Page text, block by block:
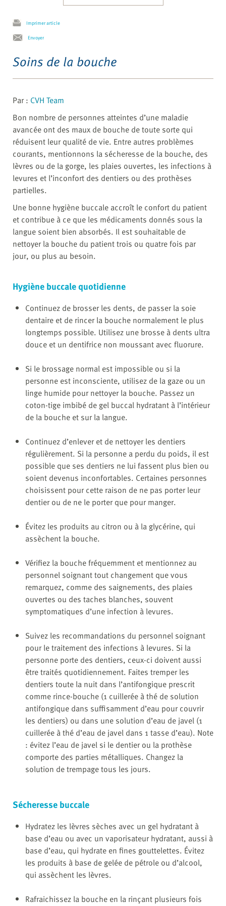
Imprimer article
Envoyer
Soins de la bouche
Par : CVH Team
Bon nombre de personnes atteintes d’une maladie
avancée ont des maux de bouche de toute sorte qui
réduisent leur qualité de vie. Entre autres problèmes
courants, mentionnons la sécheresse de la bouche, des
lèvres ou de la gorge, les plaies ouvertes, les infections à
levures et l’inconfort des dentiers ou des prothèses
partielles.
Une bonne hygiène buccale accroît le confort du patient
et contribue à ce que les médicaments donnés sous la
langue soient bien absorbés. Il est souhaitable de
nettoyer la bouche du patient trois ou quatre fois par
jour, ou plus au besoin.
Hygiène buccale quotidienne
Continuez de brosser les dents, de passer la soie
dentaire et de rincer la bouche normalement le plus
longtemps possible. Utilisez une brosse à dents ultra
douce et un dentifrice non moussant avec fluorure.
Si le brossage normal est impossible ou si la
personne est inconsciente, utilisez de la gaze ou un
linge humide pour nettoyer la bouche. Passez un
coton-tige imbibé de gel buccal hydratant à l’intérieur
de la bouche et sur la langue.
Continuez d’enlever et de nettoyer les dentiers
régulièrement. Si la personne a perdu du poids, il est
possible que ses dentiers ne lui fassent plus bien ou
soient devenus inconfortables. Certaines personnes
choisissent pour cette raison de ne pas porter leur
dentier ou de ne le porter que pour manger.
Évitez les produits au citron ou à la glycérine, qui
assèchent la bouche.
Vérifiez la bouche fréquemment et mentionnez au
personnel soignant tout changement que vous
remarquez, comme des saignements, des plaies
ouvertes ou des taches blanches, souvent
symptomatiques d’une infection à levures.
Suivez les recommandations du personnel soignant
pour le traitement des infections à levures. Si la
personne porte des dentiers, ceux-ci doivent aussi
être traités quotidiennement. Faites tremper les
dentiers toute la nuit dans l’antifongique prescrit
comme rince-bouche (1 cuillerée à thé de solution
antifongique dans suffisamment d’eau pour couvrir
les dentiers) ou dans une solution d’eau de javel (1
cuillerée à thé d’eau de javel dans 1 tasse d’eau). Note
: évitez l’eau de javel si le dentier ou la prothèse
comporte des parties métalliques. Changez la
solution de trempage tous les jours.
Sécheresse buccale
Hydratez les lèvres sèches avec un gel hydratant à
base d’eau ou avec un vaporisateur hydratant, aussi à
base d’eau, qui hydrate en fines gouttelettes. Évitez
les produits à base de gelée de pétrole ou d’alcool,
qui assèchent les lèvres.
Rafraichissez la bouche en la rinçant plusieurs fois